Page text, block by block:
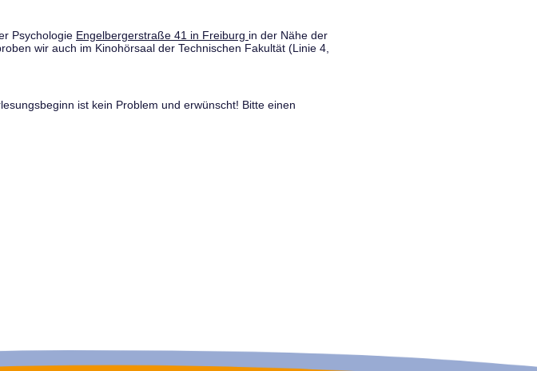
Psychologie Engelbergerstraße 41 in Freiburg in der Nähe der
wir auch im Kinohörsaal der Technischen Fakultät (Linie 4,
ist kein Problem und erwünscht! Bitte einen